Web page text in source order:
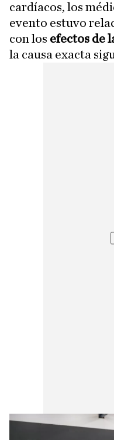
cardíacos, los
evento estuvo
con los efectos de
la causa exacta